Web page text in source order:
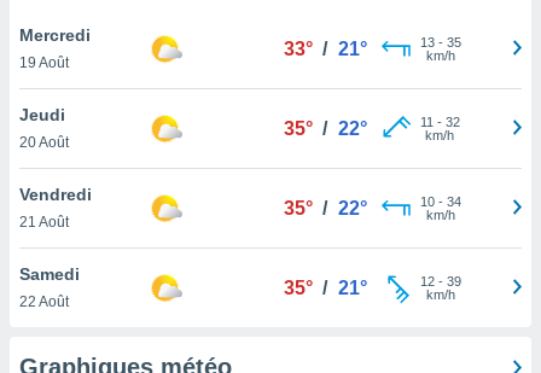
notre
que
et que
Mercredi
19 Août
33° / 21° 13- 35
km/h
Jeudi
20 Août
35° / 22° 11 - 32
km/h
Vendredi
21 Août
35° / 22° 10- 34
km/h
Samedi
22 Août
35° / 21° 12- 39
km/h
Graphiques météo